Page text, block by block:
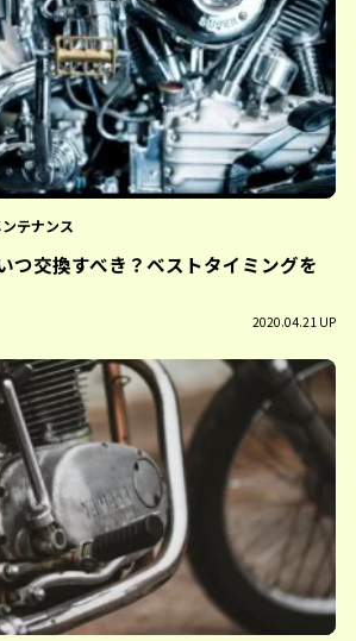
ンテナンス
つ交換すべき？ベストタイミングを
2020.04.21 UP